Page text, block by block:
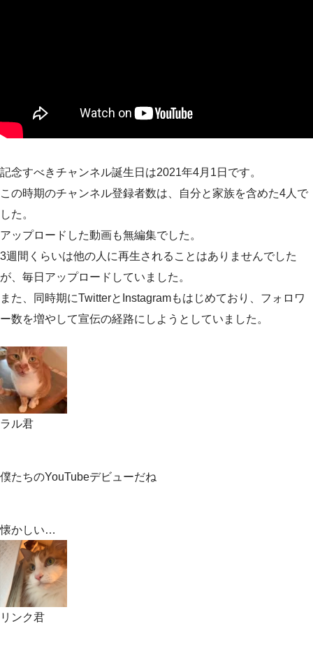
記念すべきチャンネル誕生日は2021年4月1日です。
この時期のチャンネル登録者数は、自分と家族を含めた4人で
した。
アップロードした動画も無編集でした。
3週間くらいは他の人に再生されることはありませんでした
が、毎日アップロードしていました。
また、同時期にTwitterとInstagramもはじめており、フォロワ
ー数を増やして宣伝の経路にしようとしていました。
ラル君
僕たちのYouTubeデビューだね
懐かしい…
リンク君